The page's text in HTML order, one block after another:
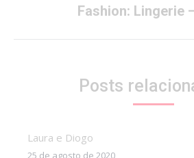
Próximo
Fashion: Lingerie
Posts
Laura e Diogo
25 de agosto de 2020